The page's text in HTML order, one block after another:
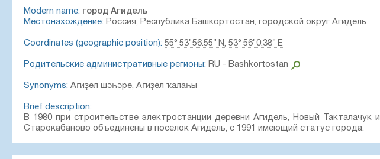
Modern name: город Агидель
Местонахождение: Россия, Республика Башкортостан, городской округ Агидель
Coordinates (geographic position): 55° 53′ 56.55″ N, 53° 56′ 0.38″ E
Родительские административные регионы: RU - Bashkortostan
Synonyms: Ағиҙел шәһәре, Ағиҙел ҡалаһы
Brief description:
В 1980 при строительстве электростанции деревни Агидель, Новый Такталачук и
Старокабаново объединены в поселок Агидель, с 1991 имеющий статус города.